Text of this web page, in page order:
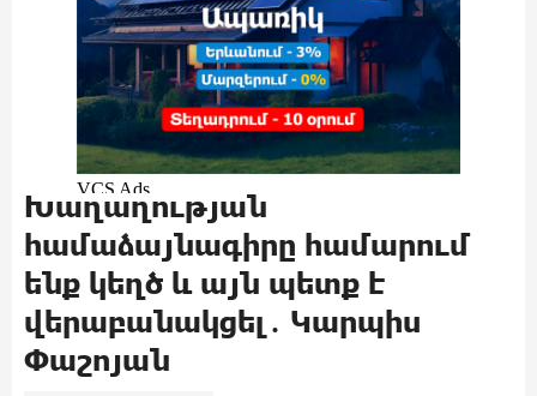
Խաղաղության
համաձայնագիրը համարում
ենք կեղծ և այն պետք է
վերաբանակցել․ Կարպիս
Փաշոյան